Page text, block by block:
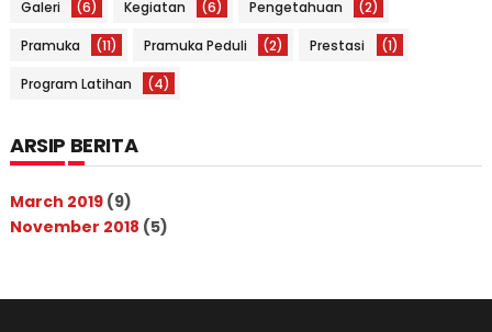
Galeri (6) Kegiatan (6) Pengetahuan (2)
Pramuka (11) Pramuka Peduli (2) Prestasi (1)
Program Latihan (4)
ARSIP BERITA
March 2019(9)
November 2018 (5)